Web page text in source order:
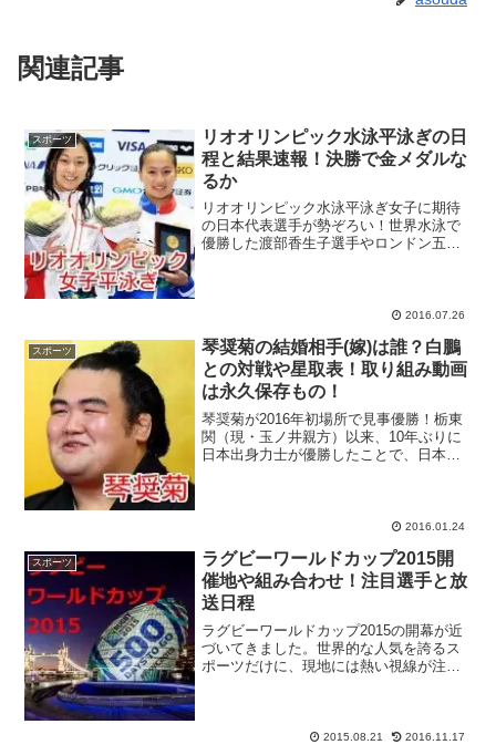
関連記事
スポーツ
リオオリンピック水泳平泳ぎの日
程と結果速報！決勝で金メダルな
るか
リオオリンピック水泳平泳ぎ女子に期待
の日本代表選手が勢ぞろい！世界水泳で
優勝した渡部香生子選手やロンドン五輪
2016.07.26
スポーツ
琴奨菊の結婚相手(嫁)は誰？白鵬
との対戦や星取表！取り組み動画
は永久保存もの！
琴奨菊が2016年初場所で見事優勝！栃東
関（現・玉ノ井親方）以来、10年ぶりに
日本出身力士が優勝したことで、日本中
2016.01.24
スポーツ
ラグビーワールドカップ2015開
催地や組み合わせ！注目選手と放
送日程
ラグビーワールドカップ2015の開幕が近
づいてきました。世界的な人気を誇るス
ポーツだけに、現地には熱い視線が注が
程などについて、...2015.08.21 2016.11.17